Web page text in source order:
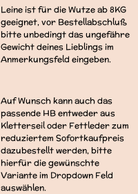
Leine ist für die Wutze ab 8KG
geeignet, vor Bestellabschluß
bitte unbedingt das ungefähre
Gewicht deines Lieblings im
Anmerkungsfeld eingeben.
Auf Wunsch kann auch das
passende HB entweder aus
Kletterseil oder Fettleder zum
reduziertem Sofortkaufpreis
dazubestellt werden, bitte
hierfür die gewünschte
Variante im Dropdown Feld
auswählen.